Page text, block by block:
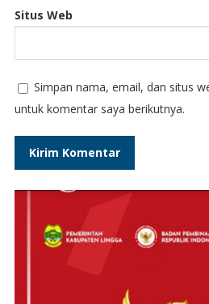
Situs Web
Simpan nama, email, dan situs
untuk komentar saya berikutnya.